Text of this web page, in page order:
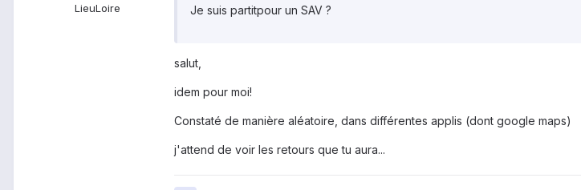
LieuLoire Je suis partitpour un SAV ?
salut,
idem pour moi!
Constaté de manière aléatoire, dans différentes applis (dont google maps)
j'attend de voir les retours que tu aura...